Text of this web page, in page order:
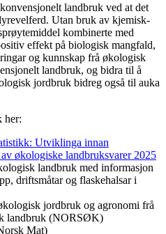
landbruk ved at det
Utan bruk av kjemisk-
kombinerte med
effekt på biologisk mangfald,
og kunnskap frå økologisk
landbruk, og bidra til å
jordbruk bidreg også til auka
her:
Utviklinga innan
økologiske landbruksvarer 2025
landbruk med informasjon
driftsmåtar og flaskehalsar i
jordbruk og agronomi frå
landbruk (NORSØK)
Mat)